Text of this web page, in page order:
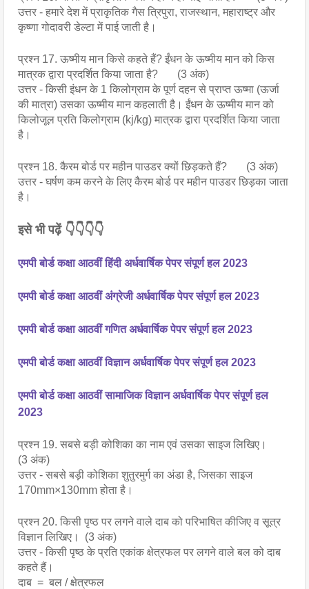
उत्तर - हमारे देश में प्राकृतिक गैस त्रिपुरा, राजस्थान, महाराष्ट्र और
कृष्णा गोदावरी डेल्टा में पाई जाती है।
प्रश्न 17. ऊष्मीय मान किसे कहते हैं? ईंधन के ऊष्मीय मान को किस
मात्रक द्वारा प्रदर्शित किया जाता है? (3 अंक)
उत्तर - किसी इंधन के 1 किलोग्राम के पूर्ण दहन से प्राप्त ऊष्मा (ऊर्जा
की मात्रा) उसका ऊष्मीय मान कहलाती है। ईंधन के ऊष्मीय मान को
किलोजूल प्रति किलोग्राम (kj/kg) मात्रक द्वारा प्रदर्शित किया जाता
है।
प्रश्न 18. कैरम बोर्ड पर महीन पाउडर क्यों छिड़कते हैं? (3 अंक)
उत्तर - घर्षण कम करने के लिए कैरम बोर्ड पर महीन पाउडर छिड़का जाता
है।
इसे भी पढ़ें 👇👇👇👇
एमपी बोर्ड कक्षा आठवीं हिंदी अर्धवार्षिक पेपर संपूर्ण हल 2023
एमपी बोर्ड कक्षा आठवीं अंग्रेजी अर्धवार्षिक पेपर संपूर्ण हल 2023
एमपी बोर्ड कक्षा आठवीं गणित अर्धवार्षिक पेपर संपूर्ण हल 2023
एमपी बोर्ड कक्षा आठवीं विज्ञान अर्धवार्षिक पेपर संपूर्ण हल 2023
एमपी बोर्ड कक्षा आठवीं सामाजिक विज्ञान अर्धवार्षिक पेपर संपूर्ण हल
2023
प्रश्न 19. सबसे बड़ी कोशिका का नाम एवं उसका साइज लिखिए।
(3 अंक)
उत्तर - सबसे बड़ी कोशिका शुतुरमुर्ग का अंडा है, जिसका साइज
170mm×130mm होता है।
प्रश्न 20. किसी पृष्ठ पर लगने वाले दाब को परिभाषित कीजिए व सूत्र
विज्ञान लिखिए। (3 अंक)
उत्तर - किसी पृष्ठ के प्रति एकांक क्षेत्रफल पर लगने वाले बल को दाब
कहते हैं।
दाब = बल / क्षेत्रफल